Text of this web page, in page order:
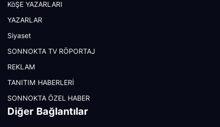
KöŞE YAZARLARI
YAZARLAR
Siyaset
SONNOKTA TV RÖPORTAJ
REKLAM
TANITIM HABERLERİ
SONNOKTA ÖZEL HABER
Diğer Bağlantılar